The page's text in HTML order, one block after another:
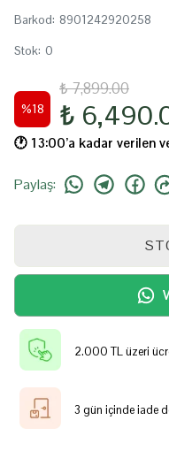
Barkod: 8901242920258
Stok: 0
%18
₺ 7,899.00
₺
🕐️ 13:00’a kadar verilen
Paylaş:
2.000 TL üzeri
3 gün içinde iade